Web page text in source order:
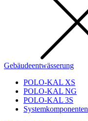
Gebäudeentwässerung
POLO-KAL XS
POLO-KAL NG
POLO-KAL 3S
Systemkomponenten